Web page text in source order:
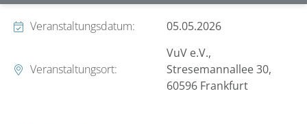
Veranstaltungsdatum: 05.05.2026
Veranstaltungsort:
VuV e.V.,
Stresemannallee 30,
60596 Frankfurt